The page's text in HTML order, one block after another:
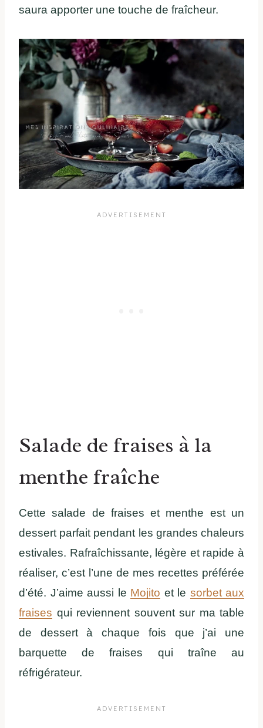
saura apporter une touche de fraîcheur.
Salade de fraises à la
menthe fraîche
Cette salade de fraises et menthe est un
dessert parfait pendant les grandes chaleurs
estivales. Rafraîchissante, légère et rapide à
réaliser, c’est l’une de mes recettes préférée
d’été. J’aime aussi le Mojito et le sorbet aux
fraises qui reviennent souvent sur ma table
de dessert à chaque fois que j’ai une
barquette de fraises qui traîne au
réfrigérateur.